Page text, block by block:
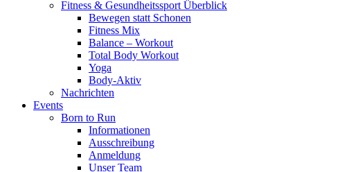
Fitness & Gesundheitssport Überblick
Bewegen statt Schonen
Fitness Mix
Balance – Workout
Total Body Workout
Yoga
Body-Aktiv
Nachrichten
Events
Born to Run
Informationen
Ausschreibung
Anmeldung
Unser Team